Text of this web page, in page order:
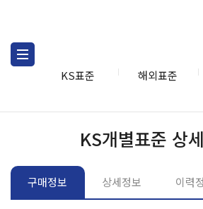
KS표준 해외표준
KS개별표준 상
구매정보 상세정보 이력